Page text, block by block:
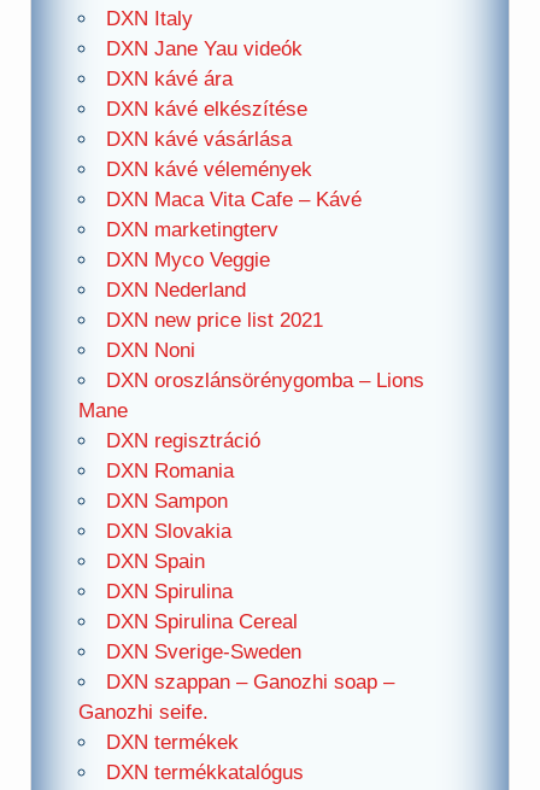
DXN Italy
DXN Jane Yau videók
DXN kávé ára
DXN kávé elkészítése
DXN kávé vásárlása
DXN kávé vélemények
DXN Maca Vita Cafe – Kávé
DXN marketingterv
DXN Myco Veggie
DXN Nederland
DXN new price list 2021
DXN Noni
DXN oroszlánsörénygomba – Lions
Mane
DXN regisztráció
DXN Romania
DXN Sampon
DXN Slovakia
DXN Spain
DXN Spirulina
DXN Spirulina Cereal
DXN Sverige-Sweden
DXN szappan – Ganozhi soap –
Ganozhi seife.
DXN termékek
DXN termékkatalógus